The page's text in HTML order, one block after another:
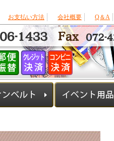
お支払い方法 会社概要 Q＆A